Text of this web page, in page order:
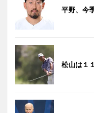
平野、今
松山は１